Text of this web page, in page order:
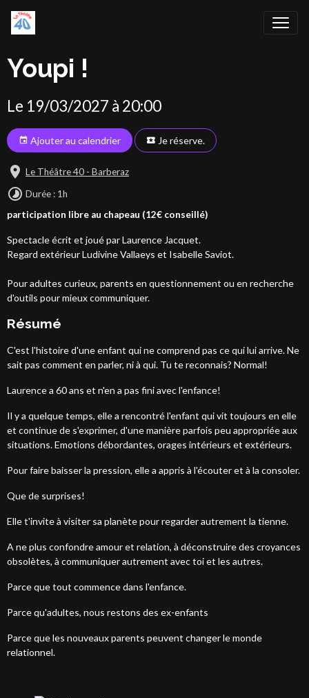
Youpi !
Le 19/03/2027 à 20:00
Ajouter au calendrier Je réserve.
Le Théâtre 40 - Barberaz
Durée : 1h
participation libre au chapeau (12€ conseillé)
Spectacle écrit et joué par Laurence Jacquet.
Regard extérieur Ludivine Vallaeys et Isabelle Saviot.
Pour adultes curieux, parents en questionnement ou en recherche
d'outils pour mieux communiquer.
Résumé
C'est l'histoire d'une enfant qui ne comprend pas ce qui lui arrive. Ne
sait pas comment en parler, ni à qui. Tu te reconnais? Normal!
Laurence a 60 ans et n'en a pas fini avec l'enfance!
Il y a quelque temps, elle a rencontré l'enfant qui vit toujours en elle
et continue de s'exprimer, d'une manière parfois peu appropriée aux
situations. Emotions débordantes, orages intérieurs et extérieurs.
Pour faire baisser la pression, elle a appris à l'écouter et à la consoler.
Que de surprises!
Elle t'invite à visiter sa planète pour regarder autrement la tienne.
A ne plus confondre amour et relation, à déconstruire des croyances
obsolètes, à communiquer autrement avec toi et les autres.
Parce que tout commence dans l'enfance.
Parce qu'adultes, nous restons des ex-enfants
Parce que les nouveaux parents peuvent changer le monde
relationnel.